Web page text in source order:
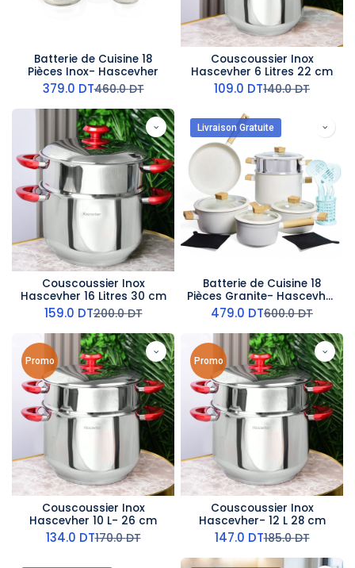
Batterie de Cuisine 18
Pièces Inox- Hascevher
379.0 DT460.0DT
Couscoussier Inox
Hascevher 6 Litres 22 cm
109.0 DT140.0DT
Couscoussier Inox
Hascevher 16 Litres 30 cm
159.0 DT200.0DT
Livraison Gratuite
Batterie de Cuisine 18
Pièces Granite- Hascevher
- Beige
479.0 DT600.0DT
Promo
Couscoussier Inox
Hascevher 10 L- 26 cm
134.0 DT170.0DT
Promo
Couscoussier Inox
Hascevher- 12 L 28 cm
147.0 DT185.0DT